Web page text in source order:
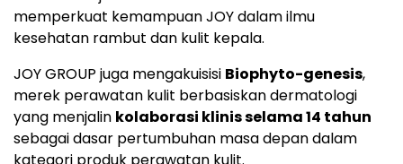
memperkuat kemampuan JOY dalam ilmu
kesehatan rambut dan kulit kepala.
JOY GROUP juga mengakuisisi Biophyto-genesis,
merek perawatan kulit berbasiskan dermatologi
yang menjalin kolaborasi klinis selama 14 tahun
sebagai dasar pertumbuhan masa depan dalam
kategori produk perawatan kulit.